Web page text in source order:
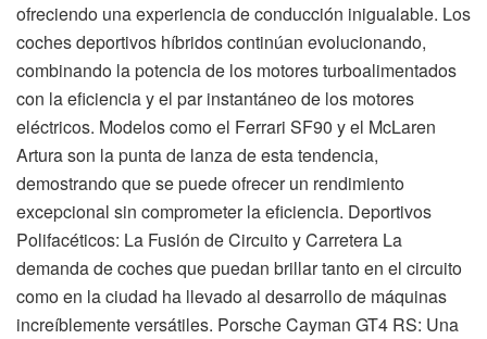
ofreciendo una experiencia de conducción inigualable. Los
coches deportivos híbridos continúan evolucionando,
combinando la potencia de los motores turboalimentados
con la eficiencia y el par instantáneo de los motores
eléctricos. Modelos como el Ferrari SF90 y el McLaren
Artura son la punta de lanza de esta tendencia,
demostrando que se puede ofrecer un rendimiento
excepcional sin comprometer la eficiencia. Deportivos
Polifacéticos: La Fusión de Circuito y Carretera La
demanda de coches que puedan brillar tanto en el circuito
como en la ciudad ha llevado al desarrollo de máquinas
increíblemente versátiles. Porsche Cayman GT4 RS: Una